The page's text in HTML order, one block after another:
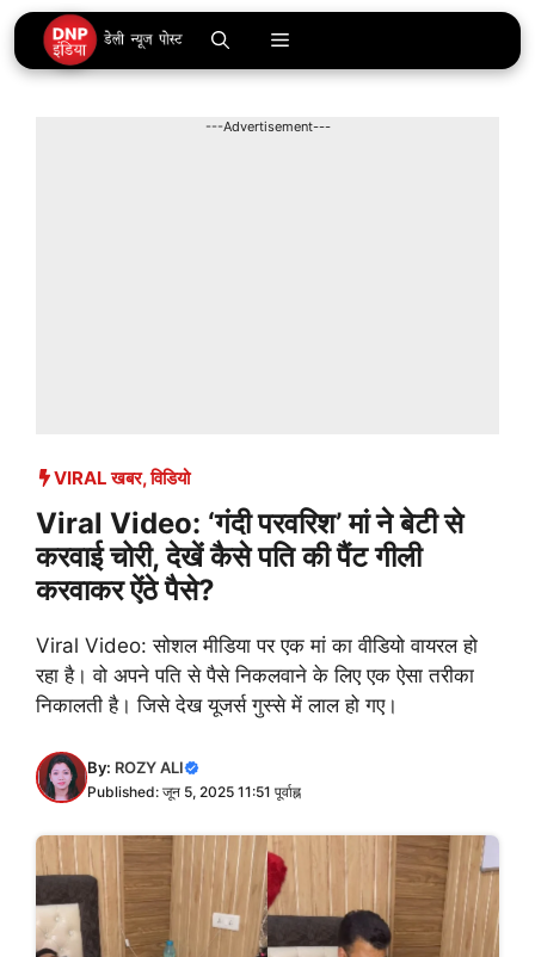
Skip
to
content
Menu
---Advertisement---
VIRAL खबर,विडियो
Viral Video: ‘गंदी परवरिश’ मां ने बेटी से
करवाई चोरी, देखें कैसे पति की पैंट गीली
करवाकर ऐंठे पैसे?
Viral Video: सोशल मीडिया पर एक मां का वीडियो वायरल हो
रहा है। वो अपने पति से पैसे निकलवाने के लिए एक ऐसा तरीका
निकालती है। जिसे देख यूजर्स गुस्से में लाल हो गए।
By: ROZY ALI
Published: जून 5, 2025 11:51 पूर्वाह्न